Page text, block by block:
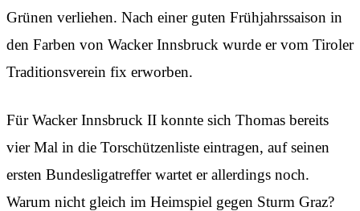
Grünen verliehen. Nach einer guten Frühjahrssaison in
den Farben von Wacker Innsbruck wurde er vom Tiroler
Traditionsverein fix erworben.
Für Wacker Innsbruck II konnte sich Thomas bereits
vier Mal in die Torschützenliste eintragen, auf seinen
ersten Bundesligatreffer wartet er allerdings noch.
Warum nicht gleich im Heimspiel gegen Sturm Graz?